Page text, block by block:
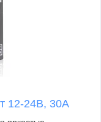
12-24В, 30А